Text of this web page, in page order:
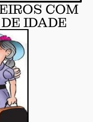
COM
IDADE